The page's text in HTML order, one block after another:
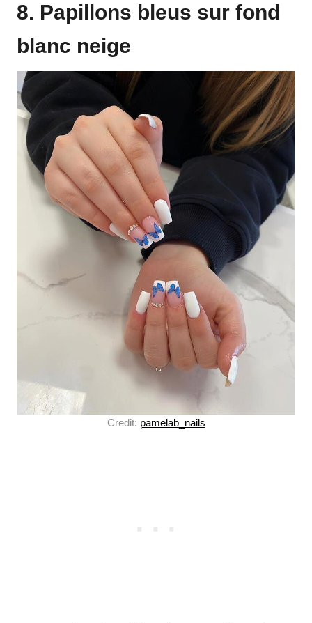
8. Papillons bleus sur fond
blanc neige
Credit: pamelab_nails